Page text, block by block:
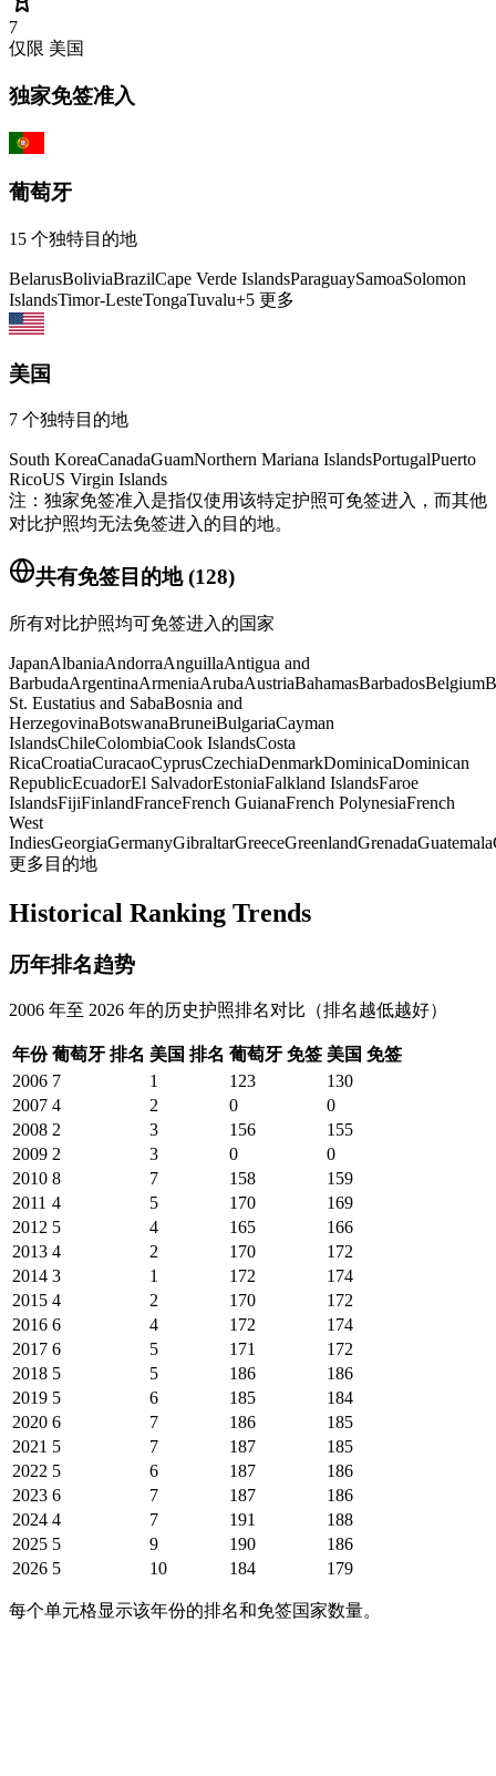
7
仅限 美国
独家免签准入
葡萄牙
15 个独特目的地
BelarusBoliviaBrazilCape Verde IslandsParaguaySamoaSolomon
IslandsTimor-LesteTongaTuvalu+5 更多
美国
7 个独特目的地
South KoreaCanadaGuamNorthern Mariana IslandsPortugalPuerto
RicoUS Virgin Islands
注：独家免签准入是指仅使用该特定护照可免签进入，而其他
对比护照均无法免签进入的目的地。
共有免签目的地(128)
所有对比护照均可免签进入的国家
JapanAlbaniaAndorraAnguillaAntigua and
BarbudaArgentinaArmeniaArubaAustriaBahamasBarbadosBelgium
St. Eustatius and SabaBosnia and
HerzegovinaBotswanaBruneiBulgariaCayman
IslandsChileColombiaCook IslandsCosta
RicaCroatiaCuracaoCyprusCzechiaDenmarkDominicaDominican
RepublicEcuadorEl SalvadorEstoniaFalkland IslandsFaroe
IslandsFijiFinlandFranceFrench GuianaFrench PolynesiaFrench
West
IndiesGeorgiaGermanyGibraltarGreeceGreenlandGrenadaGuatemala
更多目的地
Historical Ranking Trends
历年排名趋势
2006 年至 2026 年的历史护照排名对比（排名越低越好）
年份 葡萄牙 排名 美国 排名 葡萄牙 免签 美国 免签
2006 7 1 123
130
2007 4 2 0
0
2008 2 3 156
155
2009 2 3 0
0
2010 8 7 158
159
2011 4 5 170
169
2012 5 4 165
166
2013 4 2 170
172
2014 3 1 172
174
2015 4 2 170
172
2016 6 4 172
174
2017 6 5 171
172
2018 5 5 186
186
2019 5 6 185
184
2020 6 7 186
185
2021 5 7 187
185
2022 5 6 187
186
2023 6 7 187
186
2024 4 7 191
188
2025 5 9 190
186
2026 5 10 184 179
每个单元格显示该年份的排名和免签国家数量。